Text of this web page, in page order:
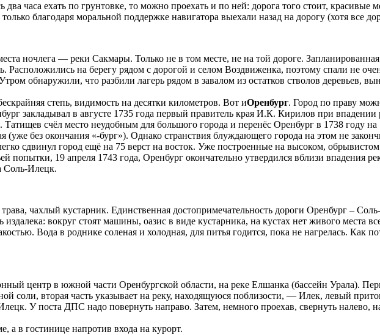
часа ехать по грунтовке, то можно проехать и по ней: дорога того стоит,
благодаря моральной поддержке навигатора выехали назад на дорогу (хотя все
ночлега — реки Сакмары. Только не в том месте, не на той дороге.
Расположились на берегу рядом с дорогой и селом Воздвиженка, поэтому спали не
обнаружили, что разбили лагерь рядом в завалом из остатков стволов деревьев,
степь, видимость на десятки километров. Вот иОренбург. Город по праву
закладывал в августе 1735 года первый правитель края И.К. Кирилов при
счёл место неудобным для большого города и перенёс Оренбург в 1738 году на
(уже без окончания «-бург»). Однако странствия блуждающего города на этом не
сдвинул город ещё на 75 верст на восток. Уже построенные на высоком,
попытки, 19 апреля 1743 года, Оренбург окончательно утвердился вблизи впадения
Соль-Илецк.
чахлый кустарник. Единственная достопримечательность дороги Оренбург –
издалека: вокруг стоят машины, оазис в виде кустарника, на кустах нет живого
Вода в роднике соленая и холодная, для питья годится, пока не нагрелась. Как
центр в южной части Оренбургской области, на реке Елшанка (бассейн Урала).
соли, вторая часть указывает на реку, находящуюся поблизости, — Илек, левый
У поста ДПС надо повернуть направо. Затем, немного проехав, свернуть
а в гостинице напротив входа на курорт.